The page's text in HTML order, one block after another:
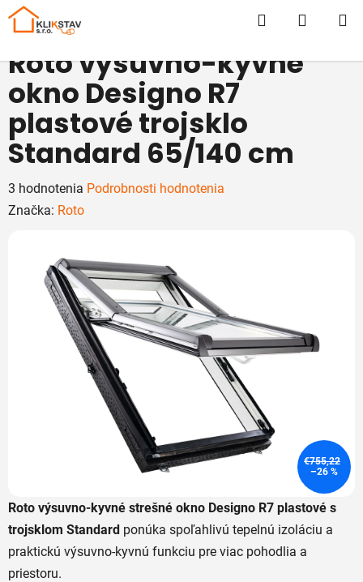
Prejsť
Hľadať
Roto výsuvno-kyvné strešné okno Designo R7 plastové s
trojsklom Standard ponúka spoľahlivú tepelnú izoláciu a
praktickú výsuvno-kyvnú funkciu pre viac pohodlia a
priestoru.
Roto výsuvno-kyvné
okno Designo R7
plastové trojsklo
Standard 65/140 cm
Priemerné
hodnotenie
hviezdičiek.
3 hodnotenia Podrobnosti hodnotenia
Značka: Roto
€755,22
–26 %